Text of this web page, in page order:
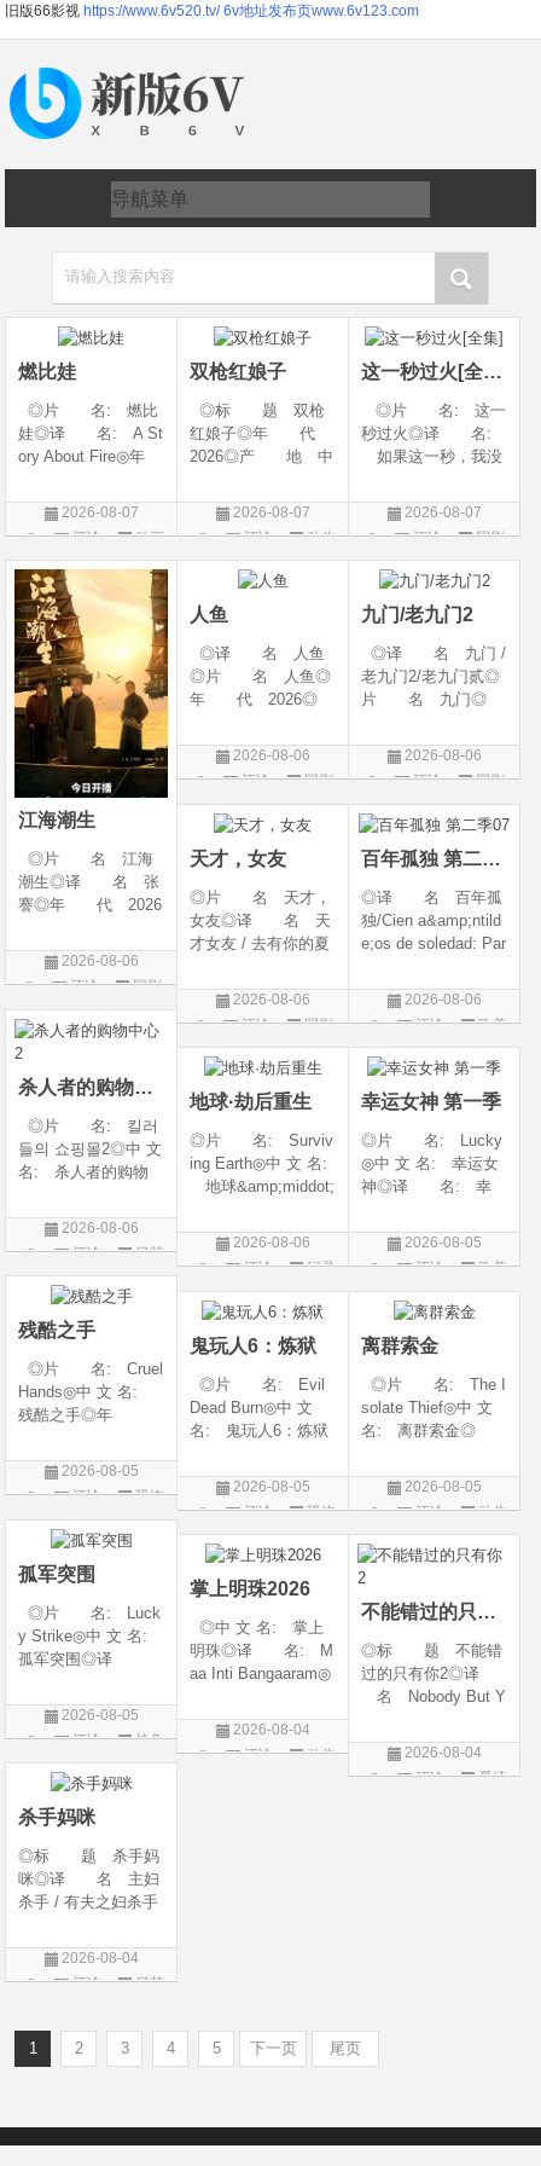
旧版66影视 https://www.6v520.tv/ 6v地址发布页www.6v123.com
请输入搜索内容
燃比娃
◎片 名: 燃比
娃◎译 名: A St
ory About Fire◎年
地: 中国大陆◎
类 别: 动画 / 奇
汉语普通话◎上映
日期: 202
2026-08-07
评论
动画
片
双枪红娘子
◎标 题 双枪
红娘子◎年 代
2026◎产 地 中
剧情 / 动作 / 战争◎
上映日期 2026-08-
链接 https://movie.
douban.com/s
2026-08-07
评论
动作
片
这一秒过火[全集]
◎片 名: 这一
秒过火◎译 名:
如果这一秒，我没
年 代: 2026◎
产 地: 中国大
情 / 爱情◎语 言:
汉语普通话◎上映
2026-08-07
评论
国剧
江海潮生
◎片 名 江海
潮生◎译 名 张
謇◎年 代 2026
陆◎类 别 传记
/ 历史 / 古装◎语
上映日期 2026-07-
20(中国大陆)◎
2026-08-06
评论
国剧
人鱼
◎译 名 人鱼
◎片 名 人鱼◎
年 代 2026◎
◎类 别 剧情 /
悬疑◎语 言 汉
期 2026-08-04(中国
大陆)◎IMDb链接 t
2026-08-06
评论
国剧
九门/老九门2
◎译 名 九门 /
老九门2/老九门贰◎
片 名 九门◎
产 地 中国大陆
◎类 别 剧情 /
言 汉语普通话◎上
映日期 2026-07
2026-08-06
评论
国剧
天才，女友
◎片 名 天才，
女友◎译 名 天
才女友 / 去有你的夏
年 代 2026◎
产 地 中国大陆
爱情◎语 言 汉
语普通话◎上映日期
2026-08-06
评论
国剧
百年孤独 第二季07
◎译 名 百年孤
独/Cien a&amp;ntild
e;os de soledad: Par
ears of Solitude/One
Hundred Years of So
寂/百年孤寂：第一
部(台)/百年孤
2026-08-06
评论
欧美
剧
杀人者的购物中心2
◎片 名: 킬러
들의 쇼핑몰2◎中 文
名: 杀人者的购物
A Shop for Killers S
2 / A Shop for Killers
代: 2026◎产
地: 韩国
2026-08-06
评论
日韩
剧
地球·劫后重生
◎片 名: Surviv
ing Earth◎中 文 名:
地球&amp;middot;
名: 幸存地球◎
年 代: 2026◎
类 别: 纪录片
◎语 言: 英语
◎上映
2026-08-06
评论
纪录
片
幸运女神 第一季
◎片 名: Lucky
◎中 文 名: 幸运女
神◎译 名: 幸
6◎产 地: 美国
◎类 别: 剧情 /
英语◎上映日期: 2
026-07-15(美国)
2026-08-05
评论
欧美
剧
残酷之手
◎片 名: Cruel
Hands◎中 文 名:
残酷之手◎年
地: 澳大利亚◎
类 别: 惊悚 / 恐
语◎上映日期: 202
6-07-24(澳大利亚)
2026-08-05
评论
恐怖
片
鬼玩人6：炼狱
◎片 名: Evil
Dead Burn◎中 文
名: 鬼玩人6：炼狱
焚场(台) / 鬼玩人6：
燃烧 / 鬼玩人崛起衍
2026◎产 地:
美国◎类 别:
2026-08-05
评论
恐怖
片
离群索金
◎片 名: The I
solate Thief◎中 文
名: 离群索金◎
产 地: 美国◎
类 别: 西部◎
上映日期: 2026-07-
10(美国)◎IMDb评分
2026-08-05
评论
动作
片
孤军突围
◎片 名: Luck
y Strike◎中 文 名:
孤军突围◎译
年 代: 2026◎
产 地: 美国◎
作 / 战争◎语 言:
英语◎上映日
2026-08-05
评论
战争
片
掌上明珠2026
◎中 文 名: 掌上
明珠◎译 名: M
aa Inti Bangaaram◎
产 地: 印度◎
类 别: 动作 / 惊
2026-08-04
评论
动作
不能错过的只有你2
◎标 题 不能错
过的只有你2◎译
名 Nobody But Y
26◎产 地 中国
大陆◎类 别 喜
2026-08-04
评论
爱情
杀手妈咪
◎标 题 杀手妈
咪◎译 名 主妇
杀手 / 有夫之妇杀手
ler / A Bona Fide Kill
er◎年 代 2026
悚◎语
2026-08-04
评论
日韩
1 2 3 4 5 下一页 尾页